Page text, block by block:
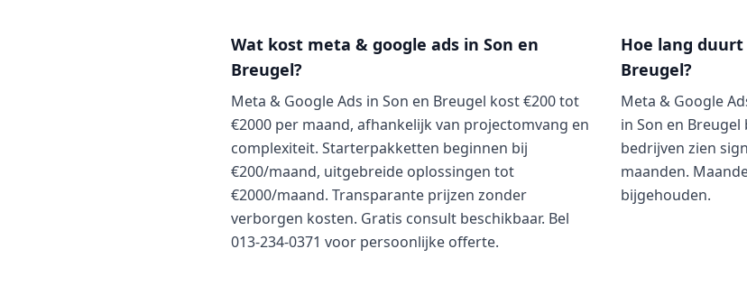
Wat kost meta & google ads in Son en
Breugel?
Meta & Google Ads in Son en Breugel kost €200 tot
€2000 per maand, afhankelijk van projectomvang en
complexiteit. Starterpakketten beginnen bij
€200/maand, uitgebreide oplossingen tot
€2000/maand. Transparante prijzen zonder
verborgen kosten. Gratis consult beschikbaar. Bel
013-234-0371 voor persoonlijke offerte.
Hoe lang duurt
Breugel?
Meta & Google
in Son en
bedrijven zien
maanden.
bijgehouden.